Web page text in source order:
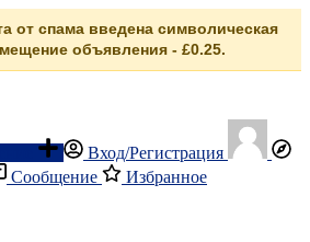
от спама введена символическая
объявления - £0.25.
Вход/Регистрация
Сообщение Избранное